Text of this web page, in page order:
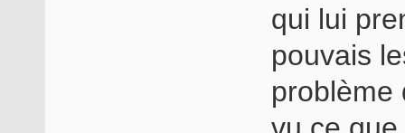
qui lui
pouvais
problème